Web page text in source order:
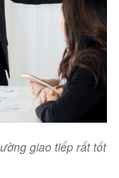
giao tiếp rất tốt